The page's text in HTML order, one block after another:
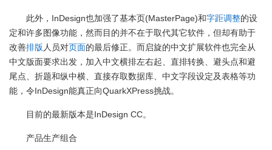
此外，InDesign也加强了基本页(MasterPage)和字距调整的设
定和许多图像功能，然而目的并不在于取代其它软件，但却有助于
改善排版 人员对页面的最后修正。而启旋的中文扩展软件也完全从
中文版面要求出发，加入中文横排左右起、直排转换、避头点和避
尾点、折题和纵中横、直接存取数据库、中文字段设定及表格等功
能，令InDesign能真正向QuarkXPress挑战。
目前的最新版本是InDesign CC。
产品生产组合